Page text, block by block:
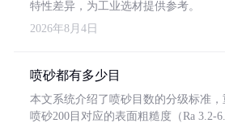
特性差异，为工业选材提供参考。
2026年8月4日
喷砂都有多少目
本文系统介绍了喷砂目数的分级标准
喷砂200目对应的表面粗糙度（Ra 3.2-